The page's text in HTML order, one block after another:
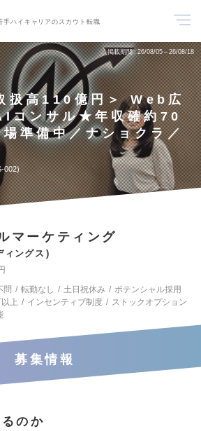
手ハイキャリアのスカウト転職
掲載期間 26/08/05～26/08/18
扱高110億円＞ Web広
コンサル★年収確約70
準備中／ナショクラ／
002
マーケティング
ィングス
問 転勤なし 土日祝休み
ポテンシャル採用
上 インセンティブ制度
ストックオプション
募集情報
のか